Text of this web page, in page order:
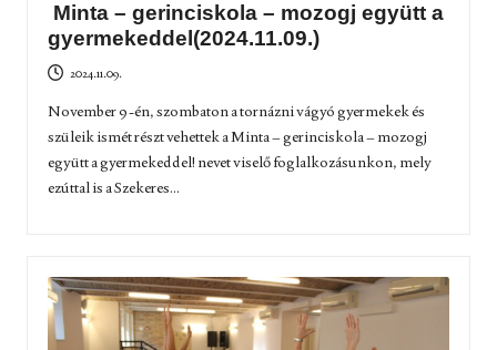
Minta – gerinciskola – mozogj együtt a
gyermekeddel(2024.11.09.)
2024.11.09.
November 9-én, szombaton a tornázni vágyó gyermekek és
szüleik ismét részt vehettek a Minta – gerinciskola – mozogj
együtt a gyermekeddel! nevet viselő foglalkozásunkon, mely
ezúttal is a Szekeres...